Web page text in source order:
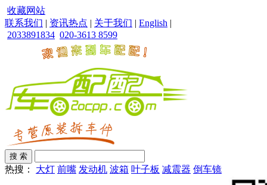
收藏网站
联系我们 | 资讯热点 | 关于我们 | English |
2033891834 020-3613 8599
热搜： 大灯 前嘴 发动机 波箱 叶子板 减震器 倒车镜